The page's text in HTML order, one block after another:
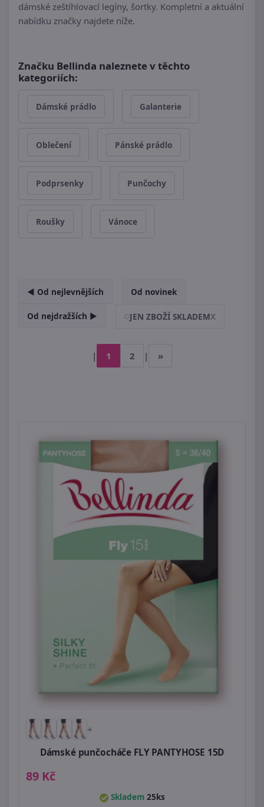
dámské zeštíhlovací legíny, šortky. Kompletní a aktuální
nabídku značky najdete níže.
Značku Bellinda naleznete v těchto
kategoriích:
Dámské prádlo Galanterie
Oblečení Pánské prádlo
Podprsenky Punčochy
Roušky Vánoce
◄ Od nejlevnějších Od novinek
Od nejdražších ► JEN ZBOŽÍ SKLADEMX
| 1 2 | »
+
Dámské punčocháče FLY PANTYHOSE 15D
89 Kč
Skladem 25ks